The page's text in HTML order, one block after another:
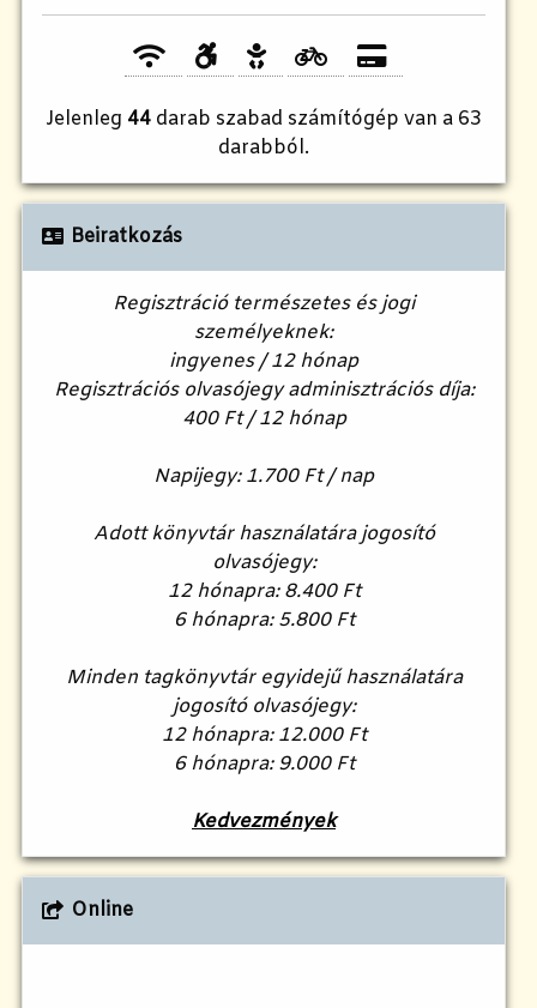
Jelenleg 44 darab szabad számítógép van a 63
darabból.
Beiratkozás
Regisztráció természetes és jogi
személyeknek:
ingyenes / 12 hónap
Regisztrációs olvasójegy adminisztrációs díja:
400 Ft / 12 hónap
Napijegy: 1.700 Ft / nap
Adott könyvtár használatára jogosító
olvasójegy:
12 hónapra: 8.400 Ft
6 hónapra: 5.800 Ft
Minden tagkönyvtár egyidejű használatára
jogosító olvasójegy:
12 hónapra: 12.000 Ft
6 hónapra: 9.000 Ft
Kedvezmények
Online